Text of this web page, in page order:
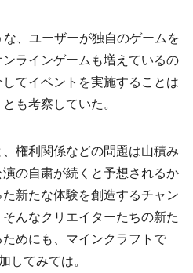
、ユーザーが独自のゲームを
ラインゲームも増えているの
てイベントを実施することは
も考察していた。
権利関係などの問題は山積み
の自粛が続くと予想されるか
新たな体験を創造するチャン
んなクリエイターたちの新た
めにも、マインクラフトで
してみては。